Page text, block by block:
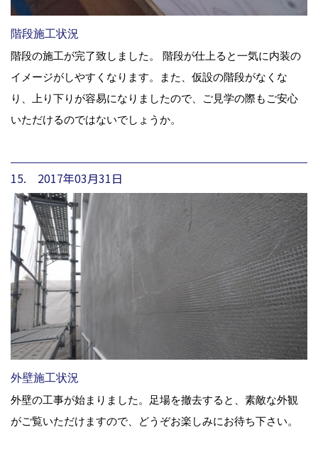
階段施工状況
階段の施工が完了致しました。 階段が仕上ると一気に内装の
イメージがしやすくなります。また、仮設の階段がなくな
り、上り下りが容易になりましたので、ご見学の際もご安心
いただけるのではないでしょうか。
15. 2017年03月31日
外壁施工状況
外壁の工事が始まりました。足場を撤去すると、素敵な外観
がご覧いただけますので、どうぞお楽しみにお待ち下さい。